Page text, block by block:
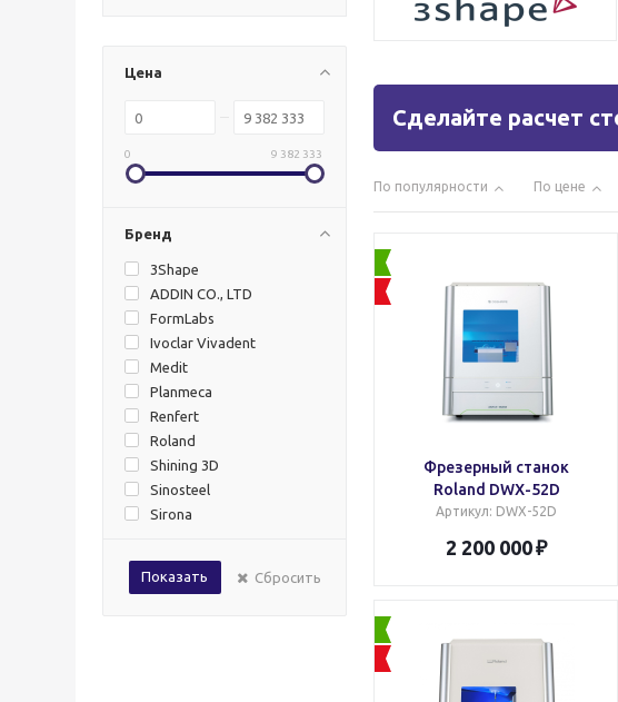
Цена
0 9 382 333
Бренд
3Shape
ADDIN CO., LTD
FormLabs
Ivoclar Vivadent
Medit
Planmeca
Renfert
Roland
Shining 3D
Sinosteel
Sirona
Показать Сбросить
Сделайте расчет
По популярности По цене
Фрезерный станок
Roland DWX-52D
Артикул: DWX-52D
2 200 000